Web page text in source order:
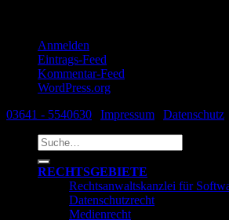
Anmelden
Eintrags-Feed
Kommentar-Feed
WordPress.org
03641 - 5540630
Impressum
Datenschutz
Suche
nach:
RECHTSGEBIETE
Rechtsanwaltskanzlei für
Datenschutzrecht
Medienrecht